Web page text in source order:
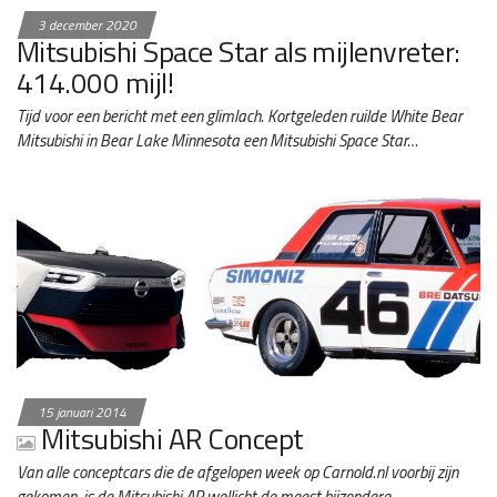
3 december 2020
Mitsubishi Space Star als mijlenvreter:
414.000 mijl!
Tijd voor een bericht met een glimlach. Kortgeleden ruilde White Bear
Mitsubishi in Bear Lake Minnesota een Mitsubishi Space Star…
15 januari 2014
Mitsubishi AR Concept
Van alle conceptcars die de afgelopen week op Carnold.nl voorbij zijn